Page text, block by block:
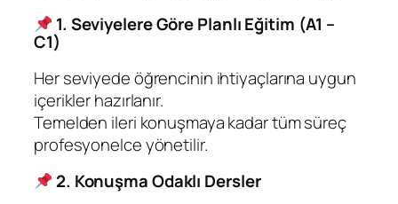
1. Seviyelere Göre Planlı Eğitim (A1 –
C1)
Her seviyede öğrencinin ihtiyaçlarına uygun
içerikler hazırlanır.
Temelden ileri konuşmaya kadar tüm süreç
profesyonelce yönetilir.
2. Konuşma Odaklı Dersler